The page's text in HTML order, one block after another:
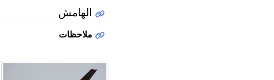
الهامش
ملاحظات